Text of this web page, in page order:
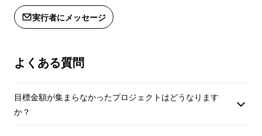
実行者にメッセージ
よくある質問
目標金額が集まらなかったプロジェクトはどうなります
か？